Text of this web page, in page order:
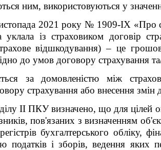
ним, використовуються у
2021 року № 1909-ІХ «Про
із страховиком договір
відшкодування) – це
до умов договору страхування
за домовленістю між
страхування або внесення
ІІ ПКУ визначено, що для цілей
пов'язаних з визначенням
бухгалтерського обліку,
податків і зборів, ведення яких